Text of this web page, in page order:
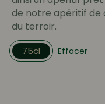
de notre apéritif de
du terroir.
75cl Effacer